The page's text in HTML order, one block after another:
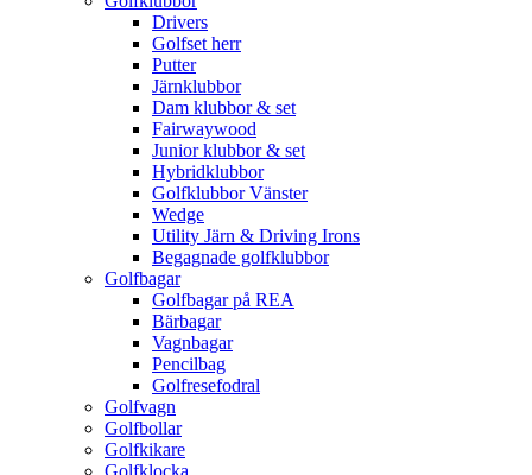
Drivers
Golfset herr
Putter
Järnklubbor
Dam klubbor & set
Fairwaywood
Junior klubbor & set
Hybridklubbor
Golfklubbor Vänster
Wedge
Utility Järn & Driving Irons
Begagnade golfklubbor
Golfbagar
Golfbagar på REA
Bärbagar
Vagnbagar
Pencilbag
Golfresefodral
Golfvagn
Golfbollar
Golfkikare
Golfklocka